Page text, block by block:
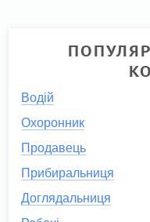
Водій
Охоронник
Продавець
Прибиральниця
Доглядальниця